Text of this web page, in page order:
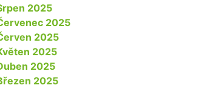
2025
2025
2025
2025
2025
2025